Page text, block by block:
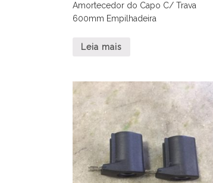
Amortecedor do Capo C/ Trava
600mm Empilhadeira
Leia mais